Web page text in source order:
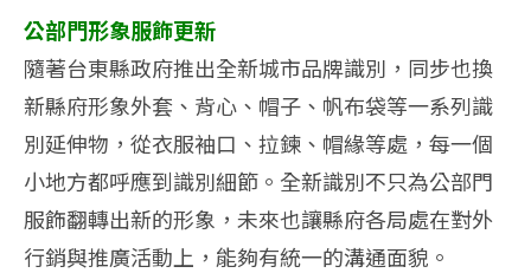
公部門形象服飾更新
隨著台東縣政府推出全新城市品牌識別，同步也換
新縣府形象外套、背心、帽子、帆布袋等一系列識
別延伸物​，從衣服袖口、拉鍊、帽緣等處，每一個
小地方都呼應到識別細節。全新識別不只為公部門
服飾翻轉出新的形象，未來也讓縣府各局處在對外
行銷與推廣活動上，能夠有統一的溝通面貌。